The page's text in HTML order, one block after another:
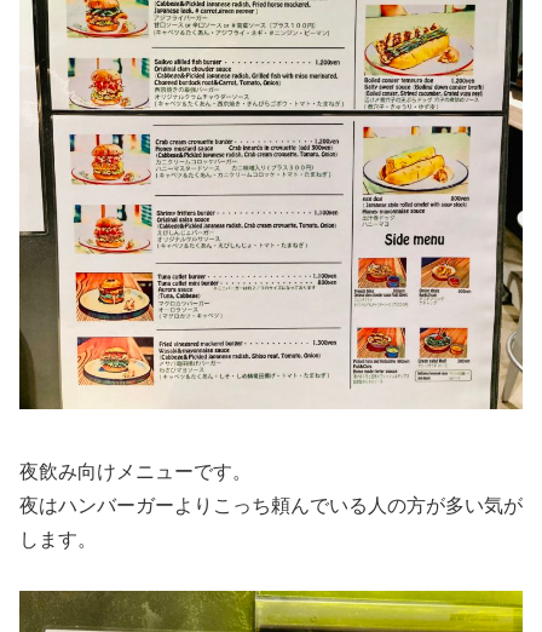
夜飲み向けメニューです。
夜はハンバーガーよりこっち頼んでいる人の方が多い気が
します。